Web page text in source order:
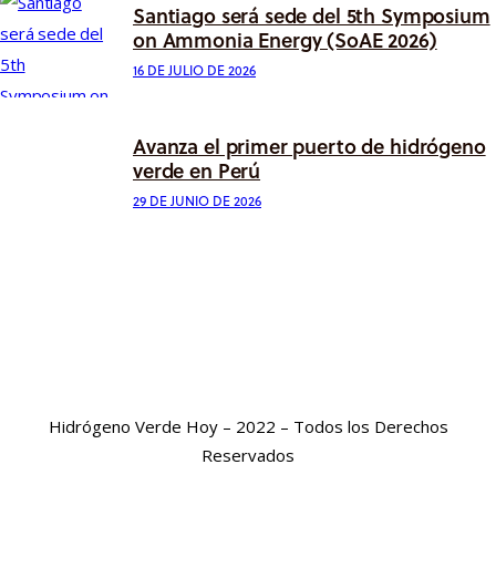
Santiago será sede del 5th Symposium
on Ammonia Energy (SoAE 2026)
16 DE JULIO DE 2026
Avanza el primer puerto de hidrógeno
verde en Perú
29 DE JUNIO DE 2026
Hidrógeno Verde Hoy – 2022 – Todos los Derechos
Reservados